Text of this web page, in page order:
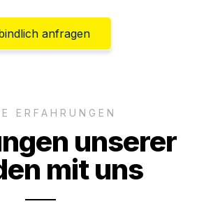
anfragen
ERFAHRUNGEN
unserer
mit uns